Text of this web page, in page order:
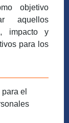
objetivo
aquellos
impacto y
para los